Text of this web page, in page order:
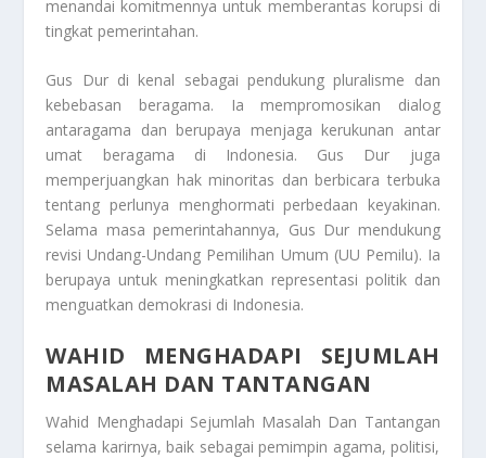
menandai komitmennya untuk memberantas korupsi di
tingkat pemerintahan.
Gus Dur di kenal sebagai pendukung pluralisme dan
kebebasan beragama. Ia mempromosikan dialog
antaragama dan berupaya menjaga kerukunan antar
umat beragama di Indonesia. Gus Dur juga
memperjuangkan hak minoritas dan berbicara terbuka
tentang perlunya menghormati perbedaan keyakinan.
Selama masa pemerintahannya, Gus Dur mendukung
revisi Undang-Undang Pemilihan Umum (UU Pemilu). Ia
berupaya untuk meningkatkan representasi politik dan
menguatkan demokrasi di Indonesia.
WAHID MENGHADAPI SEJUMLAH
MASALAH DAN TANTANGAN
Wahid Menghadapi Sejumlah Masalah Dan Tantangan
selama karirnya, baik sebagai pemimpin agama, politisi,